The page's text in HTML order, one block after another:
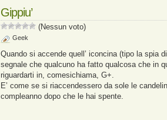
Gippiu’
(Nessun voto)
Geek
Quando si accende quell’ iconcina (tipo la spia
segnale che qualcuno ha fatto qualcosa che in
riguardarti in, comesichiama, G+.
E’ come se si riaccendessero da sole le
compleanno dopo che le hai spente.